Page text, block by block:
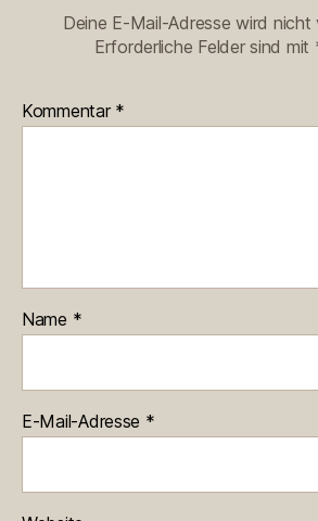
Deine E-Mail-Adresse wird
Erforderliche Felder sind mit
Kommentar *
Name *
E-Mail-Adresse *